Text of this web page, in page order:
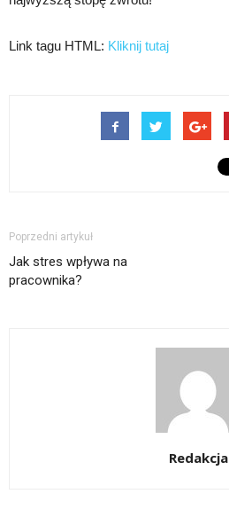
Link tagu HTML: Kliknij tutaj
Poprzedni artykuł
Jak stres wpływa na
pracownika?
Redakcja